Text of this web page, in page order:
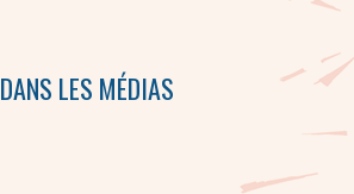
DANS LES MÉDIAS